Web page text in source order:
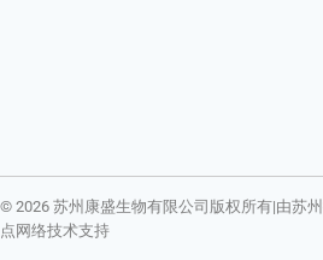
© 2026 苏州康盛生物有限公司版权所有|由苏
点网络技术支持